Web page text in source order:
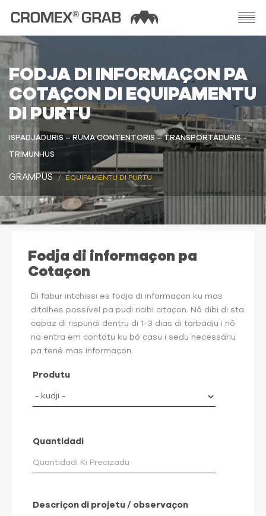
FODJA DI INFORMAÇON PA
COTAÇON DI EQUIPAMENTU
DI PURTU
ISPADJADURIS – RUMA CONTENTORIS – TRANSPORTADURIS -
TRIMUNHUS
GRAMPUS EQUIPAMENTU DI PURTU
Fodja di informaçon pa
Cotaçon
Di fabur intchissi es fodja di informaçon ku mas
ditalhes possível pa pudi ricibi citaçon. Nô dibi di sta
capaz di rispundi dentru di 1-3 dias di tarbadju i nô
na entra em contatu ku bó casu i sedu necessáriu
pa tené mas informaçon.
Produtu
Quantidadi
Descriçon di projetu / observaçon